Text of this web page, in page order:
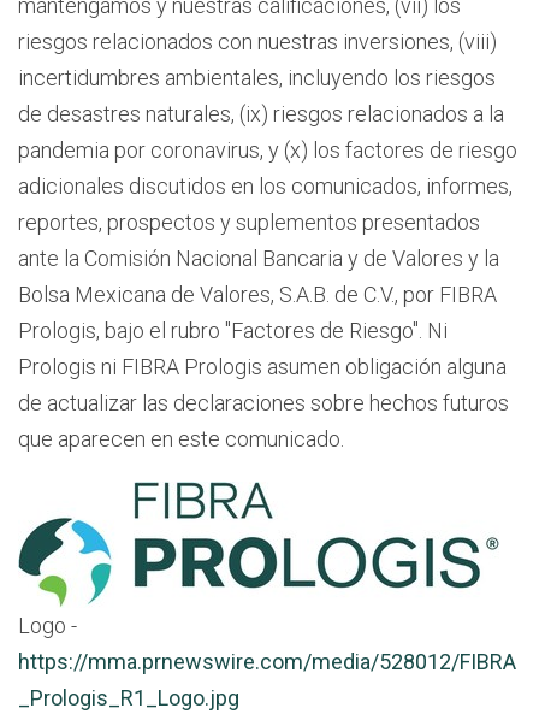
mantengamos y nuestras calificaciones, (vii) los
riesgos relacionados con nuestras inversiones, (viii)
incertidumbres ambientales, incluyendo los riesgos
de desastres naturales, (ix) riesgos relacionados a la
pandemia por coronavirus, y (x) los factores de riesgo
adicionales discutidos en los comunicados, informes,
reportes, prospectos y suplementos presentados
ante la Comisión Nacional Bancaria y de Valores y la
Bolsa Mexicana de Valores, S.A.B. de C.V., por FIBRA
Prologis, bajo el rubro "Factores de Riesgo". Ni
Prologis ni FIBRA Prologis asumen obligación alguna
de actualizar las declaraciones sobre hechos futuros
que aparecen en este comunicado.
Logo -
https://mma.prnewswire.com/media/528012/FIBRA
_Prologis_R1_Logo.jpg